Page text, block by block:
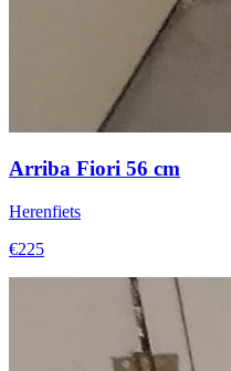
Arriba Fiori 56 cm
Herenfiets
€225